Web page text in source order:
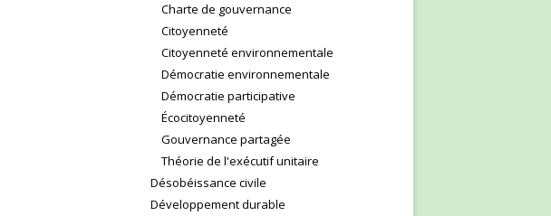
Charte de gouvernance
Citoyenneté
Citoyenneté environnementale
Démocratie environnementale
Démocratie participative
Écocitoyenneté
Gouvernance partagée
Théorie de l'exécutif unitaire
Désobéissance civile
Développement durable